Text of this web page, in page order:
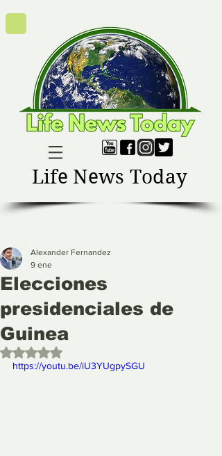
Life News Today
Elecciones
presidenciales de
Guinea
Alexander Fernandez
9 ene
Obtuvo NaN de 5 estrellas.
https://youtu.be/iU3YUgpySGU